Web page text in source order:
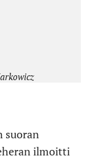
suoran
ilmoitti